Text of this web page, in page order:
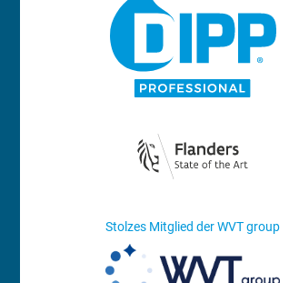
Stolzes Mitglied der WVT group